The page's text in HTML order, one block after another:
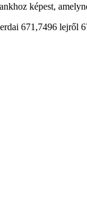
képest,
671,7496 lejről